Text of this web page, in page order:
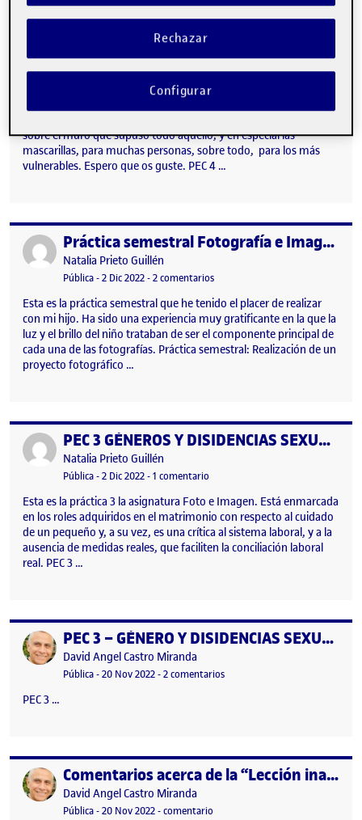
PEC 4 Taller de Fotografía e Imagen
Natalia Prieto Guillén
A continuación expongo el trabajo de archivo que he realizado
para esta PEC 4. Lo he titulado Muros. Con él, he tratado de
sobre el muro que supuso todo aquello, y en especial las
mascarillas, para muchas personas, sobre todo, para los más
vulnerables. Espero que os guste. PEC 4 …
Publicado por Práctica semestral Fotografía e Imagen
Publicado por
Natalia Prieto Guillén
Visibilidad:
Pública-Fecha de publicación
2 Dic 202217 diciembre, 2022 9:38 am
-2 comentariosen Práctica semestral Fotografía
Esta es la práctica semestral que he tenido el placer de realizar
con mi hijo. Ha sido una experiencia muy gratificante en la que la
luz y el brillo del niño trataban de ser el componente principal de
cada una de las fotografías. Práctica semestral: Realización de un
proyecto fotográfico …
Publicado por PEC 3 GÉNEROS Y DISIDENCIAS SEXUALES
Publicado por
Natalia Prieto Guillén
Visibilidad:
Pública-Fecha de publicación
2 Dic 202217 diciembre, 2022 9:38 am
-1 comentario
Esta es la práctica 3 la asignatura Foto e Imagen. Está enmarcada
en los roles adquiridos en el matrimonio con respecto al cuidado
de un pequeño y, a su vez, es una crítica al sistema laboral, y a la
ausencia de medidas reales, que faciliten la conciliación laboral
real. PEC 3 …
Publicado por PEC 3 – GÉNERO Y DISIDENCIAS SEXUALES
Publicado por
David Angel Castro Miranda
Visibilidad:
Pública-Fecha de publicación
20 Nov 20222 diciembre, 2022 10:39 am
-2 comentariosen PEC 3 – GÉNERO Y
PEC 3 …
Publicado por Comentarios acerca de la “Lección inaugural curso 2018-19 con Cristina de Middel”.
Publicado por
David Angel Castro Miranda
Visibilidad:
Pública-Fecha de publicación
20 Nov 202220 noviembre, 2022 10:50 pm
-comentario
Rechazar
Configurar